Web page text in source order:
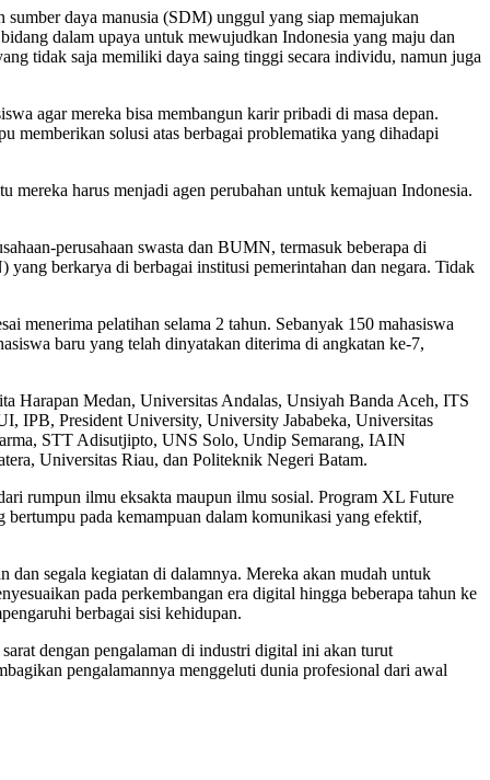
daya manusia (SDM) unggul yang siap memajukan
dalam upaya untuk mewujudkan Indonesia yang maju dan
tidak saja memiliki daya saing tinggi secara individu, namun juga
agar mereka bisa membangun karir pribadi di masa depan.
memberikan solusi atas berbagai problematika yang dihadapi
harus menjadi agen perubahan untuk kemajuan Indonesia.
perusahaan swasta dan BUMN, termasuk beberapa di
berkarya di berbagai institusi pemerintahan dan negara. Tidak
menerima pelatihan selama 2 tahun. Sebanyak 150 mahasiswa
baru yang telah dinyatakan diterima di angkatan ke-7,
Harapan Medan, Universitas Andalas, Unsiyah Banda Aceh, ITS
IPB, President University, University Jababeka, Universitas
STT Adisutjipto, UNS Solo, Undip Semarang, IAIN
Universitas Riau, dan Politeknik Negeri Batam.
rumpun ilmu eksakta maupun ilmu sosial. Program XL Future
bertumpu pada kemampuan dalam komunikasi yang efektif,
dan segala kegiatan di dalamnya. Mereka akan mudah untuk
pada perkembangan era digital hingga beberapa tahun ke
berbagai sisi kehidupan.
dengan pengalaman di industri digital ini akan turut
pengalamannya menggeluti dunia profesional dari awal